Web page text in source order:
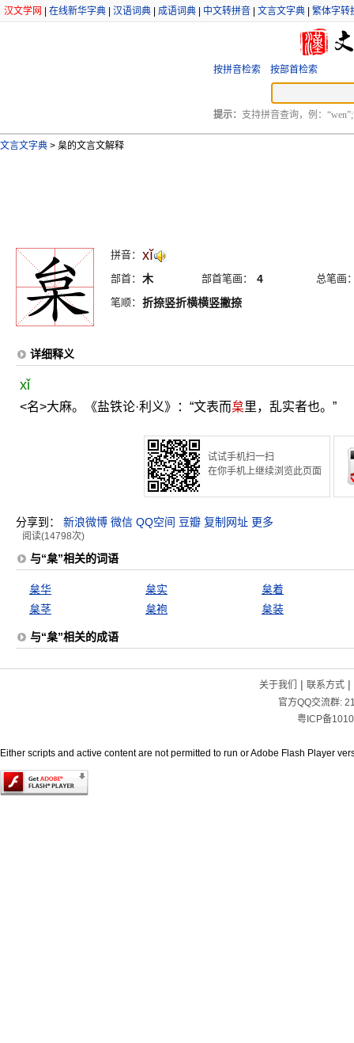
汉文学网 在线新华字典 汉语词典 成语词典 中文转拼音 文言文字典 繁体字转
按拼音检索 按部首检索
提示： 支持拼音查询，例：
文言文字典 > 枲的文言文解释
拼音： xĭ
部首： 木 部首笔画： 4
总笔画
笔顺： 折捺竖折横横竖撇捺
详细释义
xǐ
<名>大麻。《盐铁论·利义》：“文表而枲里，乱实者也。”
试试手机扫一扫
在你手机上继续浏览此页面
分享到： 新浪微博 微信 QQ空间 豆瓣 复制网址 更多
阅读(14798次)
与“枲”相关的词语
枲华 枲实
枲着
枲茎
枲袍 枲装
与“枲”相关的成语
关于我们 | 联系方式|
官方QQ交流群:
粤ICP备
Either scripts and active content are not permitted to run or Adobe Flash Player